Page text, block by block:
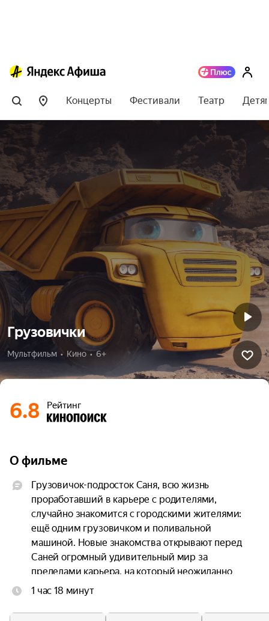
Концерты Фестивали Театр
Грузовички
Мультфильм  •  Кино  •  6+
6.8 Рейтинг
О фильме
Грузовичок-подросток Саня, всю жизнь
проработавший в карьере с родителями,
случайно знакомится с городскими жителями:
ещё одним грузовичком и поливальной
машиной. Новые знакомства открывают перед
Саней огромный удивительный мир за
пределами карьера, на который неожиданно
надвигается серьёзная угроза — проснувшийся
Теперь Сане и его друзьям предстоит
1 час 18 минут